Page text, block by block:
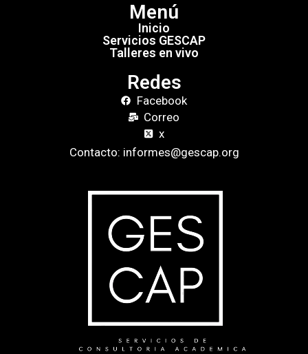
Menú
Inicio
Servicios GESCAP
Talleres en vivo
Redes
Facebook
Correo
x
Contacto: informes@gescap.org